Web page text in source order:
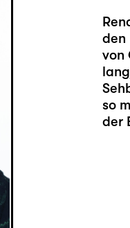
den
von
so
der